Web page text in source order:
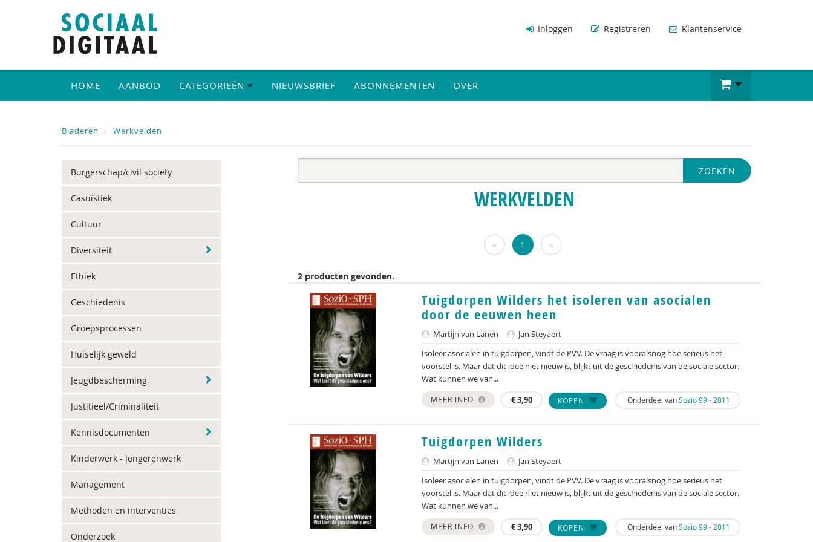
Inloggen Registreren Klantenservice
HOME AANBOD CATEGORIEËN NIEUWSBRIEF ABONNEMENTEN OVER
Bladeren Werkvelden
Burgerschap/civil society
Casuïstiek
Cultuur
Diversiteit
Ethiek
Geschiedenis
Groepsprocessen
Huiselijk geweld
Jeugdbescherming
Justitieel/Criminaliteit
Kennisdocumenten
Kinderwerk - Jongerenwerk
Management
Methoden en interventies
Onderzoek
ZOEKEN
WERKVELDEN
« 1 »
2 producten gevonden.
Tuigdorpen Wilders het isoleren van asocialen
door de eeuwen heen
Martijn van Lanen
Jan Steyaert
Isoleer asocialen in tuigdorpen, vindt de PVV. De vraag is vooralsnog hoe serieus het
voorstel is. Maar dat dit idee niet nieuw is, blijkt uit de geschiedenis van de sociale sector.
Wat kunnen we van...
MEER INFO €3,90 KOPEN Onderdeel vanSozio 99 - 2011
Tuigdorpen Wilders
Martijn van Lanen
Jan Steyaert
Isoleer asocialen in tuigdorpen, vindt de PVV. De vraag is vooralsnog hoe serieus het
voorstel is. Maar dat dit idee niet nieuw is, blijkt uit de geschiedenis van de sociale sector.
Wat kunnen we van...
MEER INFO €3,90 KOPEN Onderdeel vanSozio 99 - 2011